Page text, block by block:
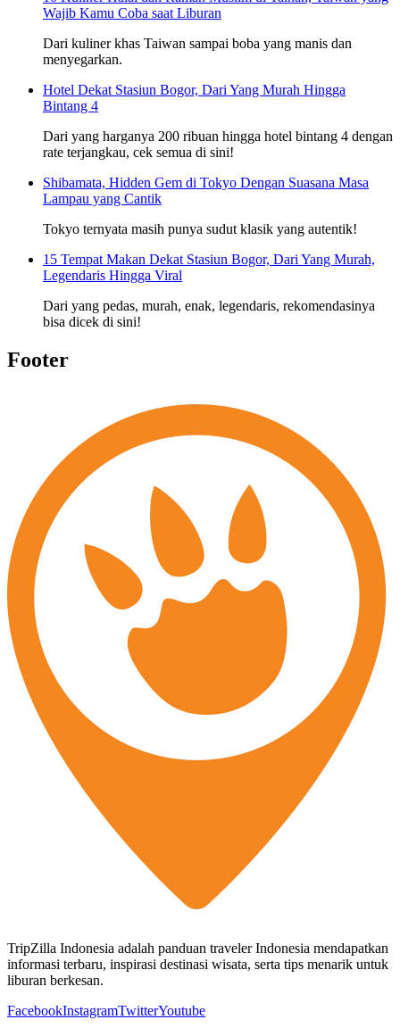
Wajib Kamu Coba saat Liburan
Dari kuliner khas Taiwan sampai boba yang manis dan
menyegarkan.
Hotel Dekat Stasiun Bogor, Dari Yang Murah Hingga
Bintang 4
Dari yang harganya 200 ribuan hingga hotel bintang 4 dengan
rate terjangkau, cek semua di sini!
Shibamata, Hidden Gem di Tokyo Dengan Suasana Masa
Lampau yang Cantik
Tokyo ternyata masih punya sudut klasik yang autentik!
15 Tempat Makan Dekat Stasiun Bogor, Dari Yang Murah,
Legendaris Hingga Viral
Dari yang pedas, murah, enak, legendaris, rekomendasinya
bisa dicek di sini!
Footer
TripZilla Indonesia adalah panduan traveler Indonesia mendapatkan
informasi terbaru, inspirasi destinasi wisata, serta tips menarik untuk
liburan berkesan.
FacebookInstagramTwitterYoutube